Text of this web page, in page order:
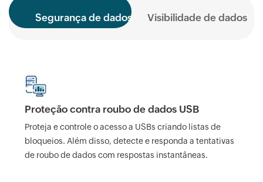
Segurança de dados Visibilidade de dados
Proteção contra roubo de dados USB
Proteja e controle o acesso a USBs criando listas de
bloqueios. Além disso, detecte e responda a tentativas
de roubo de dados com respostas instantâneas.